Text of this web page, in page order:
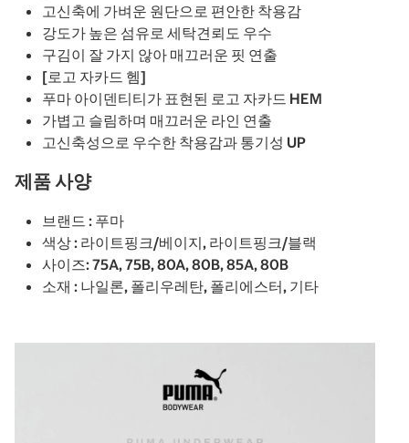
고신축에 가벼운 원단으로 편안한 착용감
강도가 높은 섬유로 세탁견뢰도 우수
구김이 잘 가지 않아 매끄러운 핏 연출
[로고 자카드 헴]
푸마 아이덴티티가 표현된 로고 자카드 HEM
가볍고 슬림하며 매끄러운 라인 연출
고신축성으로 우수한 착용감과 통기성 UP
제품 사양
브랜드 : 푸마
색상 : 라이트핑크/베이지, 라이트핑크/블랙
사이즈: 75A, 75B, 80A, 80B, 85A, 80B
소재 : 나일론, 폴리우레탄, 폴리에스터, 기타